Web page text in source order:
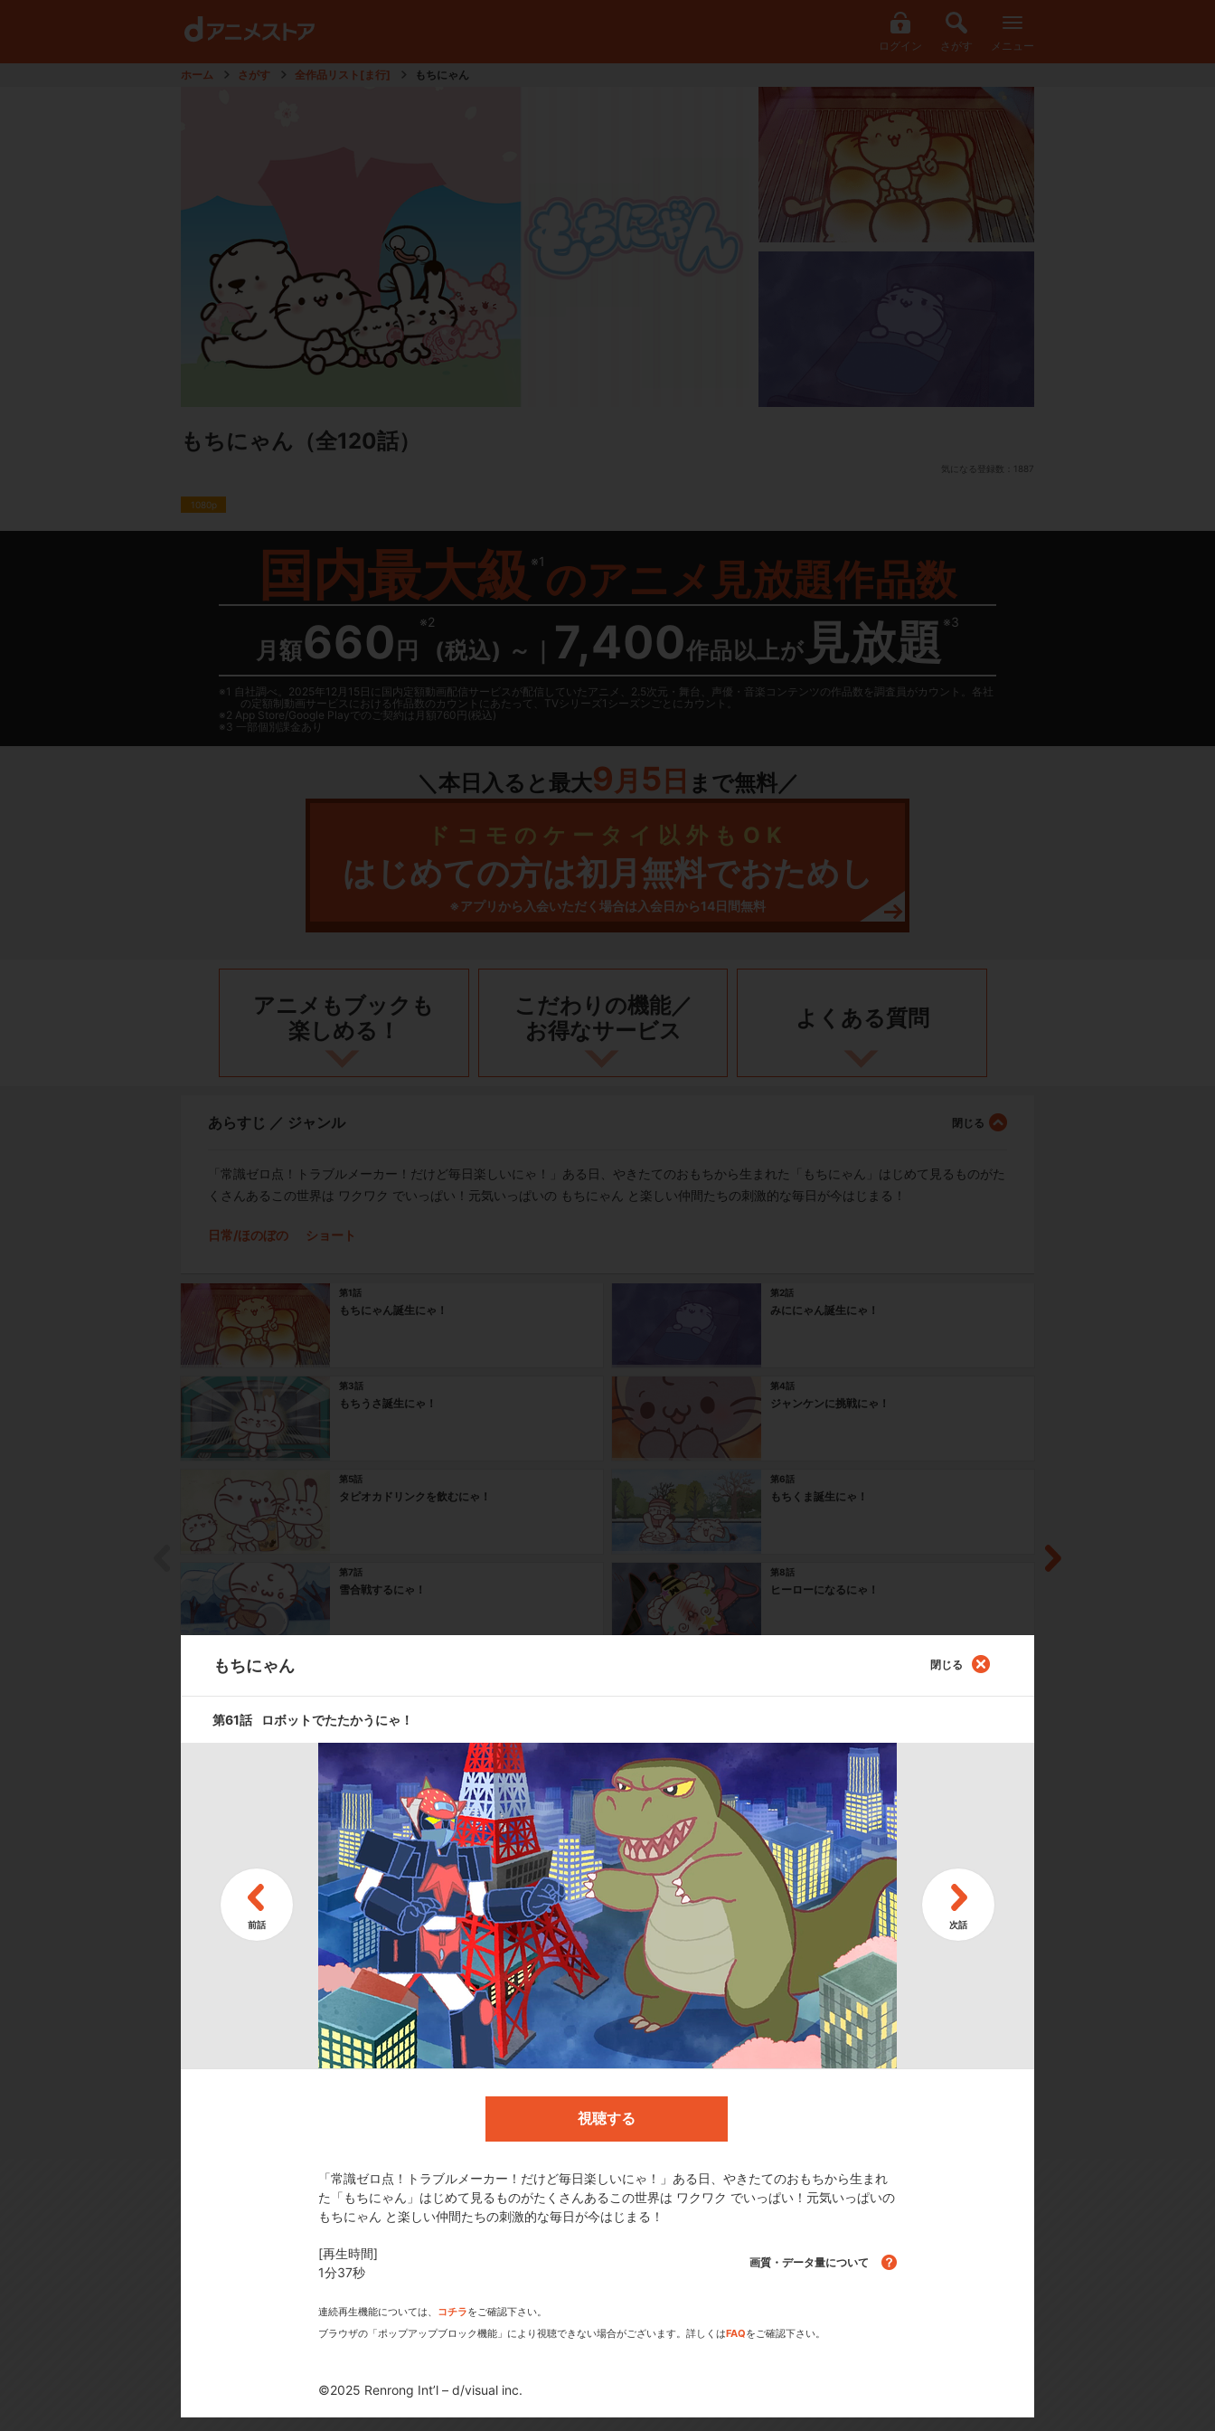
ログイン さがす メニュー
ホーム さがす 全作品リスト[ま行] もちにゃん
もちにゃん （全120話）
気になる登録数： 1887
1080p
国内最大級 ※1 のアニメ見放題作品数
月額660 円
※2
(税込) ～ 7,400作品以上が 見放題 ※3
1 自社調べ。2025年12月15日に国内定額動画配信サービスが配信していたアニメ、2.5次元・舞台、声優・音楽コンテンツの作品数を調査員がカウント。各社
の定額制動画サービスにおける作品数のカウントにあたって、TVシリーズ1シーズンごとにカウント。
2 App Store/Google Playでのご契約は月額760円(税込)
3 一部個別課金あり
＼本日入ると最大9月 5 日 まで無料／
ドコモのケータイ以外もOK
はじめての方は初月無料でおためし
※アプリから入会いただく場合は入会日から14日間無料
アニメもブックも
楽しめる！
こだわりの機能／
お得なサービス
よくある質問
あらすじ ／ ジャンル
「常識ゼロ点！トラブルメーカー！だけど毎日楽しいにゃ！」ある日、やきたてのおもちから生まれた「もちにゃん」はじめて見るものがた
くさんあるこの世界は ワクワク でいっぱい！元気いっぱいの もちにゃん と楽しい仲間たちの刺激的な毎日が今はじまる！
日常/ほのぼの ショート
第1話
もちにゃん誕生にゃ！
第2話
みににゃん誕生にゃ！
第3話
もちうさ誕生にゃ！
第4話
ジャンケンに挑戦にゃ！
第5話
タピオカドリンクを飲むにゃ！
第6話
もちくま誕生にゃ！
第7話
雪合戦するにゃ！
第8話
ヒーローになるにゃ！
バレエを見に行くにゃ！ バレリーナになるにゃ！
キャスト ／ スタッフ
[キャスト]
出演:吉田聖子／本多諒太
脚本・コンテ・監督:コルピ・フェデリコ（d/visual tokyo）／プロデューサー:石博文（d/visual asia）／アニメーション制作:d/visual bangk
ok／音響スタジオ:STUDIO BENGUAR
今期アニメがいち早く見られる！
もちにゃん 閉じる
第61話 ロボットでたたかうにゃ！
視聴する
「常識ゼロ点！トラブルメーカー！だけど毎日楽しいにゃ！」ある日、やきたてのおもちから生まれ
た「もちにゃん」はじめて見るものがたくさんあるこの世界は ワクワク でいっぱい！元気いっぱいの
もちにゃん と楽しい仲間たちの刺激的な毎日が今はじまる！
[再生時間]
1分37秒
画質・データ量について
連続再生機能については、 コチラをご確認下さい。
ブラウザの「ポップアップブロック機能」により視聴できない場合がございます。詳しくはFAQをご確認下さい。
©2025 Renrong Int’l – d/visual inc.